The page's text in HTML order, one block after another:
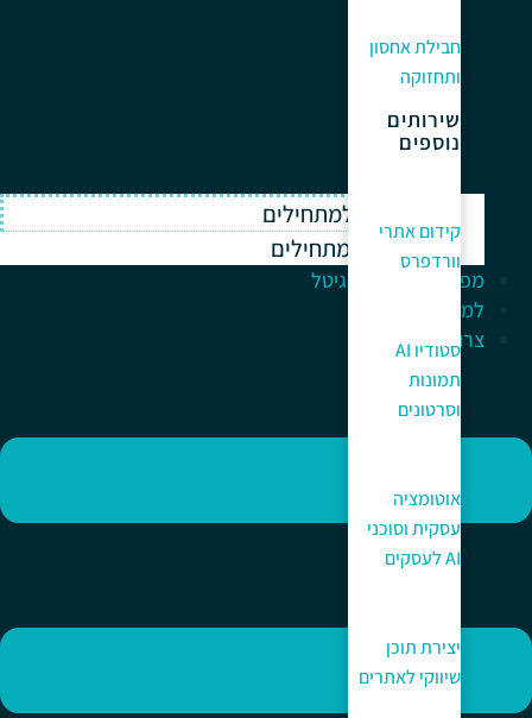
חבילת אחסון
ותחזוקה
שירותים
נוספים
קידום אתרי
וורדפרס
סטודיו AI
תמונות
וסרטונים
אוטומציה
עסקית וסוכני
AI לעסקים
יצירת תוכן
שיווקי לאתרים
וורדפרס למתחילים
ווקומרס למתחילים
מפתח לעולם הדיגיטל
למה כאן?
צרו קשר